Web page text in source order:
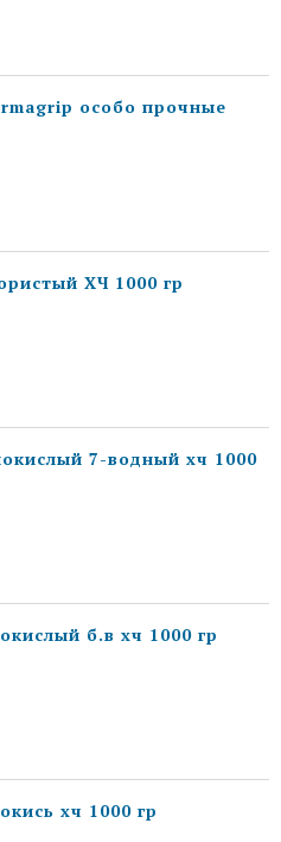
особо прочные
ХЧ 1000 гр
7-водный хч 1000
б.в хч 1000 гр
хч 1000 гр